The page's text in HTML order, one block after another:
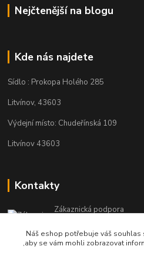
Nejčtenější na blogu
Kde nás najdete
Sídlo : Prokopa Holého 285
Litvínov, 43603
Výdejní místo: Chudeřínská 109
Litvínov 43603
Kontakty
Zákaznická podpora
(Po-Pá, 8-16 hod.)
Náš eshop potřebuje váš
,aby se vám mohli zobrazovat